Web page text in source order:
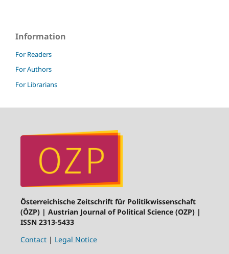
Information
For Readers
For Authors
For Librarians
Österreichische Zeitschrift für Politikwissenschaft
(ÖZP) | Austrian Journal of Political Science (OZP) |
ISSN 2313-5433
Contact| Legal Notice